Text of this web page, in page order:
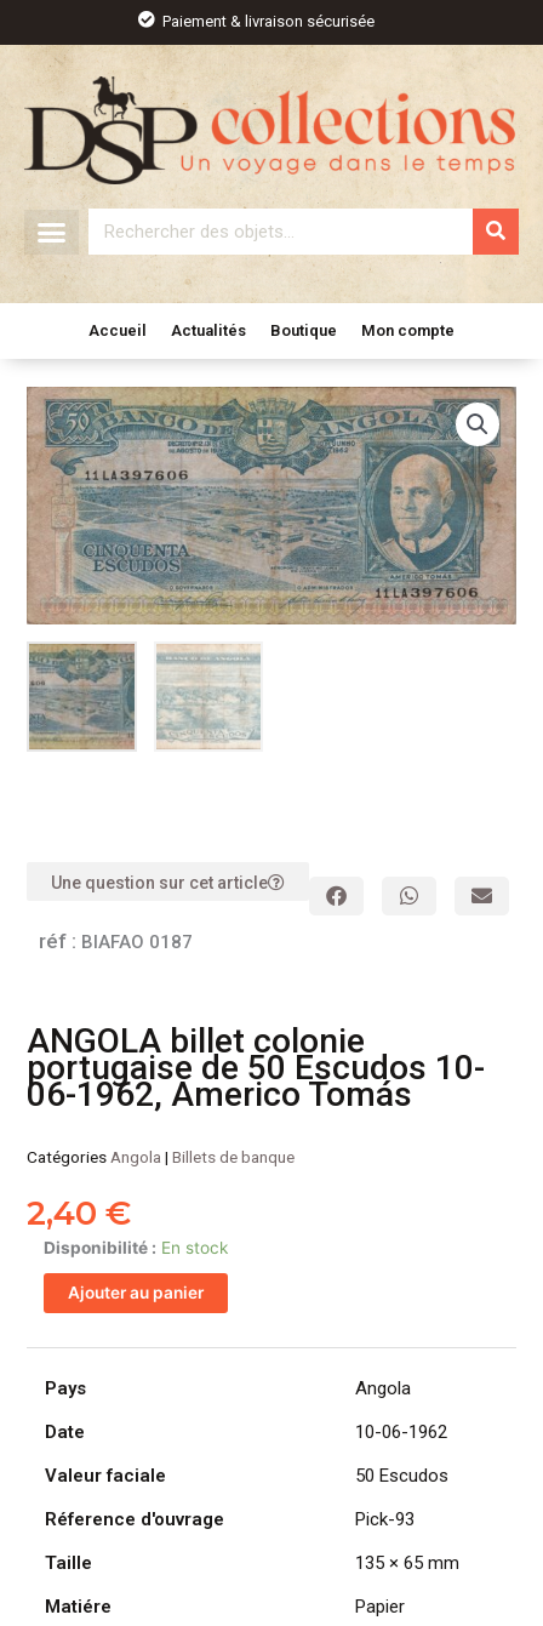
contenu
Paiement & livraison sécurisée
Rechercher
Accueil Actualités Boutique Mon compte
Une question sur cet article
réf : BIAFAO 0187
ANGOLA billet colonie
portugaise de 50 Escudos 10-
06-1962, Americo Tomás
CatégoriesAngola |Billets de banque
2,40€
Disponibilité : En stock
quantité
de
ANGOLA
colonie
portugaise
10-
06-
Americo
Ajouter au panier
Pays
Angola
Date
10-06-1962
Valeur faciale
50 Escudos
Réference d'ouvrage
Pick-93
Taille
135 × 65 mm
Matiére
Papier